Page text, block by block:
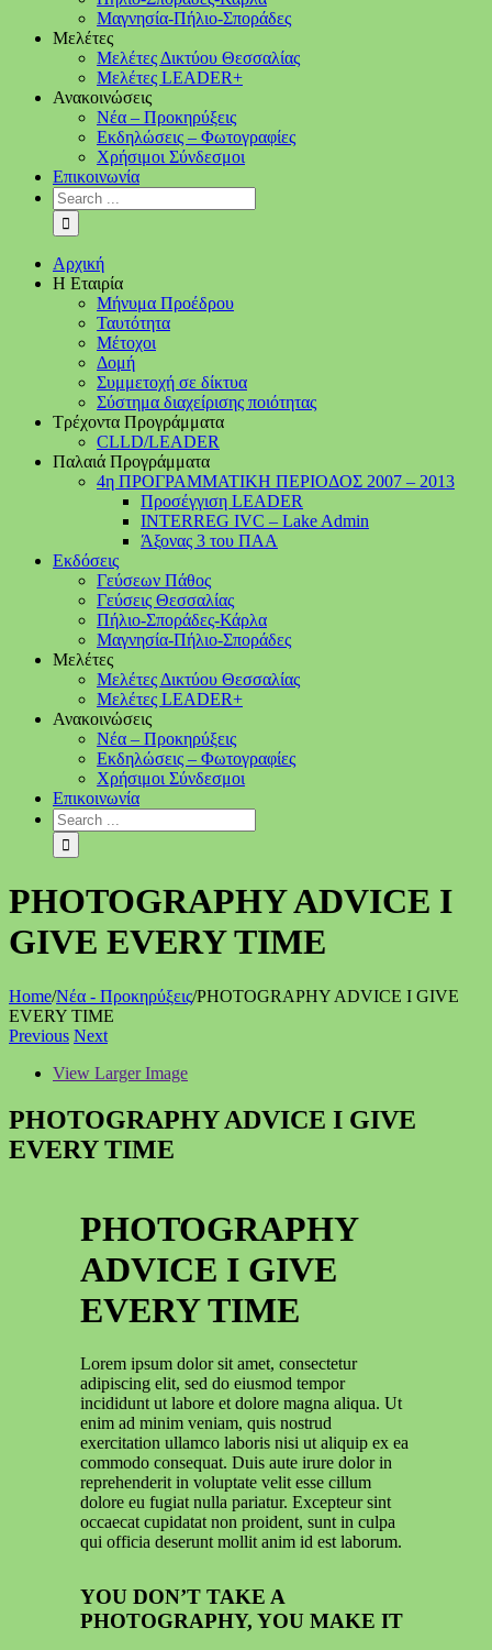
Μαγνησία-Πήλιο-Σποράδες
Μελέτες
Μελέτες Δικτύου Θεσσαλίας
Μελέτες LEADER+
Ανακοινώσεις
Νέα – Προκηρύξεις
Εκδηλώσεις – Φωτογραφίες
Χρήσιμοι Σύνδεσμοι
Επικοινωνία
Αρχική
Η Εταιρία
Μήνυμα Προέδρου
Ταυτότητα
Μέτοχοι
Δομή
Συμμετοχή σε δίκτυα
Σύστημα διαχείρισης ποιότητας
Τρέχοντα Προγράμματα
CLLD/LEADER
Παλαιά Προγράμματα
4η ΠΡΟΓΡΑΜΜΑΤΙΚΗ ΠΕΡΙΟΔΟΣ 2007 – 2013
Προσέγγιση LEADER
INTERREG IVC – Lake Admin
Άξονας 3 του ΠΑΑ
Εκδόσεις
Γεύσεων Πάθος
Γεύσεις Θεσσαλίας
Πήλιο-Σποράδες-Κάρλα
Μαγνησία-Πήλιο-Σποράδες
Μελέτες
Μελέτες Δικτύου Θεσσαλίας
Μελέτες LEADER+
Ανακοινώσεις
Νέα – Προκηρύξεις
Εκδηλώσεις – Φωτογραφίες
Χρήσιμοι Σύνδεσμοι
Επικοινωνία
PHOTOGRAPHY ADVICE I
GIVE EVERY TIME
Home/Νέα - Προκηρύξεις/PHOTOGRAPHY ADVICE I GIVE
EVERY TIME
Previous Next
View Larger Image
PHOTOGRAPHY ADVICE I GIVE
EVERY TIME
PHOTOGRAPHY
ADVICE I GIVE
EVERY TIME
Lorem ipsum dolor sit amet, consectetur
adipiscing elit, sed do eiusmod tempor
incididunt ut labore et dolore magna aliqua. Ut
enim ad minim veniam, quis nostrud
exercitation ullamco laboris nisi ut aliquip ex ea
commodo consequat. Duis aute irure dolor in
reprehenderit in voluptate velit esse cillum
dolore eu fugiat nulla pariatur. Excepteur sint
occaecat cupidatat non proident, sunt in culpa
qui officia deserunt mollit anim id est laborum.
YOU DON’T TAKE A
PHOTOGRAPHY, YOU MAKE IT